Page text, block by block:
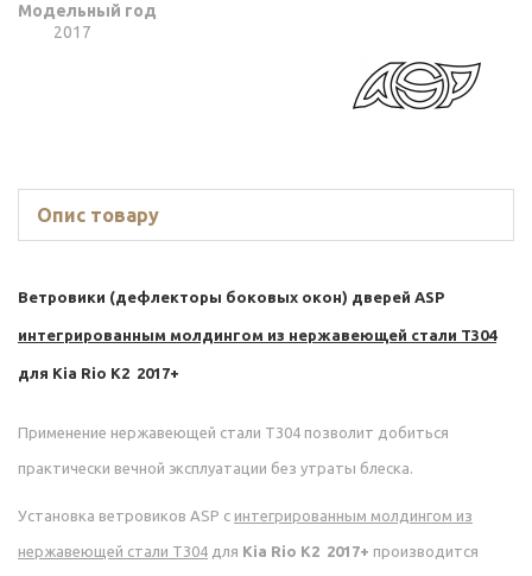
Модельный год
2017
Опис товару
Ветровики (дефлекторы боковых окон) дверей ASP
интегрированным молдингом из нержавеющей стали Т304
для Kia Rio K2 2017+
Применение нержавеющей стали Т304 позволит добиться
практически вечной эксплуатации без утраты блеска.
Установка ветровиков ASP с интегрированным молдингом из
нержавеющей стали Т304 для Kia Rio K2 2017+ производится